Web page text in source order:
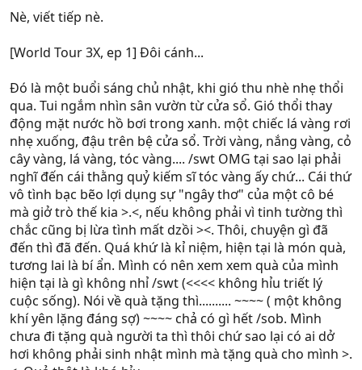
Nè, viết tiếp nè.
[World Tour 3X, ep 1] Đôi cánh...
Đó là một buổi sáng chủ nhật, khi gió thu nhè nhẹ thổi
qua. Tui ngắm nhìn sân vườn từ cửa sổ. Gió thổi thay
động mặt nước hồ bơi trong xanh. một chiếc lá vàng rơi
nhẹ xuống, đậu trên bệ cửa sổ. Trời vàng, nắng vàng, cỏ
cây vàng, lá vàng, tóc vàng.... /swt OMG tại sao lại phải
nghĩ đến cái thằng quỷ kiếm sĩ tóc vàng ấy chứ... Cái thứ
vô tình bạc bẽo lợi dụng sự "ngây thơ" của một cô bé
mà giở trò thế kia >.<, nếu không phải vì tinh tường thì
chắc cũng bị lừa tình mất dzồi ><. Thôi, chuyện gì đã
đến thì đã đến. Quá khứ là kỉ niệm, hiện tại là món quà,
tương lai là bí ẩn. Mình có nên xem xem quà của mình
hiện tại là gì không nhỉ /swt (<<<< không hỉu triết lý
cuộc sống). Nói về quà tặng thì.......... ~~~~ ( một không
khí yên lặng đáng sợ) ~~~~ chả có gì hết /sob. Mình
chưa đi tặng quà người ta thì thôi chứ sao lại có ai dở
hơi không phải sinh nhật mình mà tặng quà cho mình >.